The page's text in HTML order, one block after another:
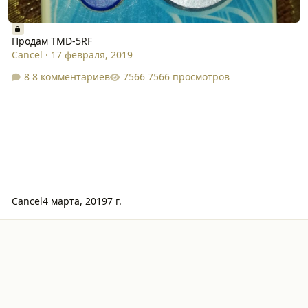
Продам TMD-5RF
Cancel · 17 февраля, 2019
8 комментариев
7566 просмотров
Cancel4 марта, 20197 г.